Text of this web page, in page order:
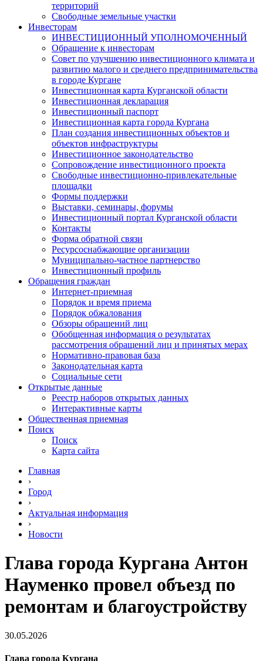
территорий
Свободные земельные участки
Инвесторам
ИНВЕСТИЦИОННЫЙ УПОЛНОМОЧЕННЫЙ
Обращение к инвесторам
Совет по улучшению инвестиционного климата и
развитию малого и среднего предпринимательства
в городе Кургане
Инвестиционная карта Курганской области
Инвестиционная декларация
Инвестиционный паспорт
Инвестиционная карта города Кургана
План создания инвестиционных объектов и
объектов инфраструктуры
Инвестиционное законодательство
Сопровождение инвестиционного проекта
Свободные инвестиционно-привлекательные
площадки
Формы поддержки
Выставки, семинары, форумы
Инвестиционный портал Курганской области
Контакты
Форма обратной связи
Ресурсоснабжающие организации
Муниципально-частное партнерство
Инвестиционный профиль
Обращения граждан
Интернет-приемная
Порядок и время приема
Порядок обжалования
Обзоры обращений лиц
Обобщенная информация о результатах
рассмотрения обращений лиц и принятых мерах
Нормативно-правовая база
Законодательная карта
Социальные сети
Открытые данные
Реестр наборов открытых данных
Интерактивные карты
Общественная приемная
Поиск
Поиск
Карта сайта
Главная
›
Город
›
Актуальная информация
›
Новости
Глава города Кургана Антон
Науменко провел объезд по
ремонтам и благоустройству
30.05.2026
Глава города Кургана